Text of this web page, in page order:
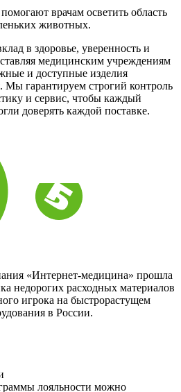
врачам осветить область
животных.
в здоровье, уверенность и
медицинским учреждениям
и доступные изделия
Мы гарантируем строгий контроль
и сервис, чтобы каждый
доверять каждой поставке.
«Интернет-медицина» прошла
недорогих расходных материалов
игрока на быстрорастущем
в России.
лояльности можно